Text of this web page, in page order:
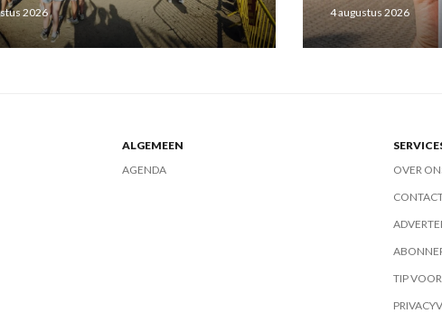
2026 4 augustus 2026
ALGEMEEN
AGENDA
OVER
TIP